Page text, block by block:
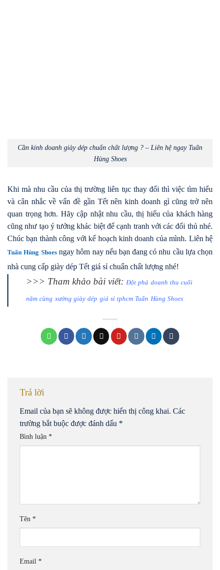
Cần kinh doanh giày dép chuẩn chất lượng ? – Liên hệ ngay Tuấn
Hùng Shoes
Khi mà nhu cầu của thị trường liên tục thay đổi thì việc tìm hiểu
và cân nhắc về vấn đề gần Tết nên kinh doanh gì cũng trở nên
quan trọng hơn. Hãy cập nhật nhu cầu, thị hiếu của khách hàng
cũng như tạo ý tưởng khác biệt để cạnh tranh với các đối thủ nhé.
Chúc bạn thành công với kế hoạch kinh doanh của mình. Liên hệ
Tuấn Hùng Shoesngay hôm nay nếu bạn đang có nhu cầu lựa chọn
nhà cung cấp giày dép Tết giá sỉ chuẩn chất lượng nhé!
>>> Tham khảo bài viết: Đột phá doanh thu cuối
năm cùng xưởng giày dép giá sỉ tphcm Tuấn Hùng Shoes
Trả lời
Email của bạn sẽ không được hiển thị công khai. Các
trường bắt buộc được đánh dấu *
Bình luận *
Tên *
Email *